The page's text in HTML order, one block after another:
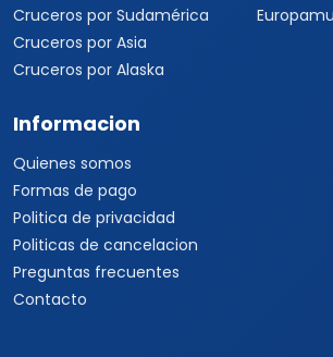
Cruceros por Sudamérica
Cruceros por Asia
Cruceros por Alaska
Informacion
Quienes somos
Formas de pago
Politica de privacidad
Politicas de cancelacion
Preguntas frecuentes
Contacto